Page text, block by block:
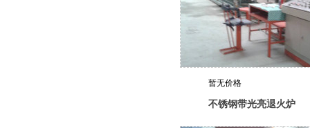
暂无价格
不锈钢带光亮退火炉